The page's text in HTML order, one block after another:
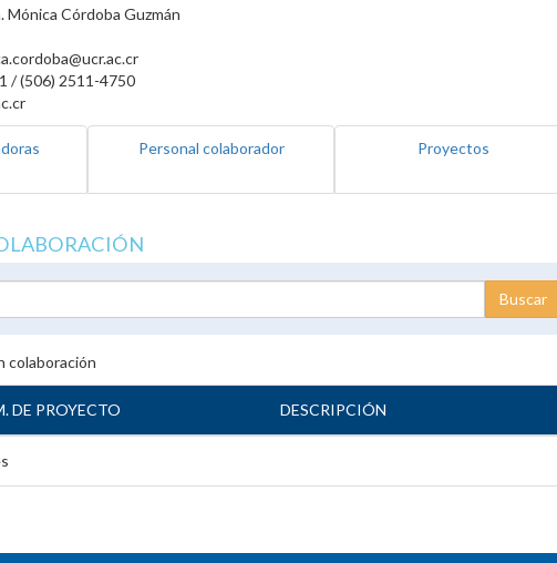
Mónica Córdoba Guzmán
/ (506) 2511-4750
Personal colaborador Proyectos
colaboración
DE PROYECTO DESCRIPCIÓN